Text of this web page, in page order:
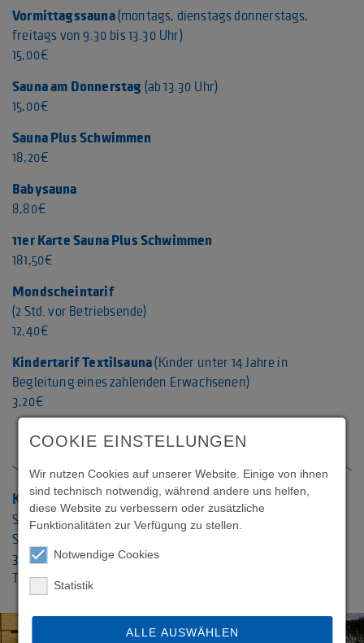
Vormittagssauna(montags, dienstags donnerstags,
freitags von 9.30 bis 13.30 Uhr)
15,00€
Sauna am Donnerstag (ab 13.30 Uhr)
15,00€
Sauna PlusSchwimmen
18,20€
Babysauna
8,80€
11er Karte Sauna Plus Schwimmen
181,50€
Mondscheintarif
(2 Std. vor Betriebsende)
12,40€
Kindertarif Textilsauna(Kinder unter 14 Jahre in
Begleitung eines zahlenden Erwachsenen)
3,20€
KONTAKT:
Schwimmoper Paderborn
Schützenweg 1b
33102 Paderborn
Telefon 0 52 51.54 65 90
COOKIE EINSTELLUNGEN
Wir nutzen Cookies auf unserer Website. Einige von ihnen
sind technisch notwendig, während andere uns helfen,
diese Website zu verbessern oder zusätzliche
Funktionalitäten zur Verfügung zu stellen.
Notwendige Cookies
Statistik
ALLE AUSWÄHLEN